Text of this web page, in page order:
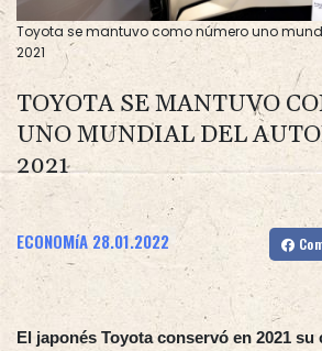
Toyota se mantuvo como número uno
2021
TOYOTA SE MANTUVO
UNO MUNDIAL DEL
2021
ECONOMíA 28.01.2022
El japonés Toyota conservó en 2021